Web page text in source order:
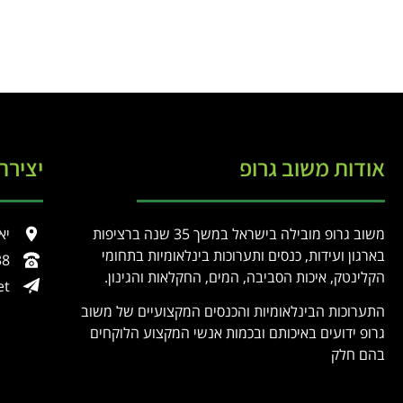
אודות משוב גרופ
משוב גרופ מובילה בישראל במשך 35 שנה ברציפות
בארגון ועידות, כנסים ותערוכות בינלאומיות בתחומי
הקלינטק, איכות הסביבה, המים, החקלאות והגינון.
התערוכות הבינלאומיות והכנסים המקצועיים של משוב
גרופ ידועים באיכותם ובכמות אנשי המקצוע הלוקחים
בהם חלק